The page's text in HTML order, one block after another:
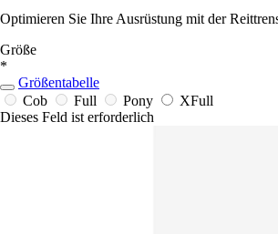
Optimieren Sie Ihre Ausrüstung mit der
Größe
*
Größentabelle
Cob
Full Pony
XFull
Dieses Feld ist erforderlich